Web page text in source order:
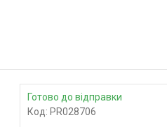
Готово до відправки
Код: PR028706